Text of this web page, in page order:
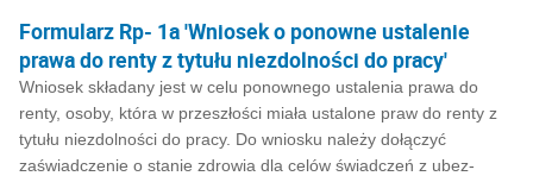
Formularz Rp- 1a 'Wniosek o ponowne ustalenie
prawa do renty z tytułu niezdolności do pracy'
Wniosek składany jest w celu ponownego ustalenia prawa do
renty, osoby, która w przeszłości miała ustalone praw do renty z
tytułu niezdolności do pracy. Do wniosku należy dołączyć
zaświadczenie o stanie zdrowia dla celów świadczeń z ubez­